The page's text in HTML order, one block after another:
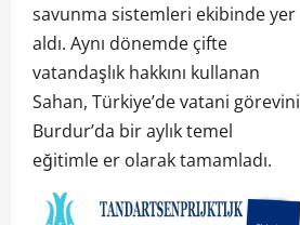
savunma sistemleri ekibinde yer
aldı. Aynı dönemde çifte
vatandaşlık hakkını kullanan
Sahan, Türkiye’de vatani görevini
Burdur’da bir aylık temel
eğitimle er olarak tamamladı.